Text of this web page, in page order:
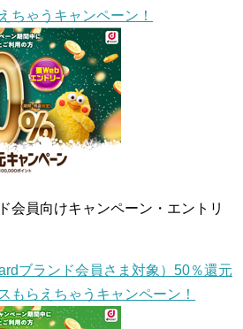
ちゃうキャンペーン！
会員向けキャンペーン・エントリ
ブランド会員さま対象）50％還元
もらえちゃうキャンペーン！